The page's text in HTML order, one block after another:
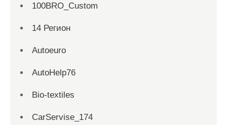
100BRO_Custom
14 Регион
Autoeuro
AutoHelp76
Bio-textiles
CarServise_174